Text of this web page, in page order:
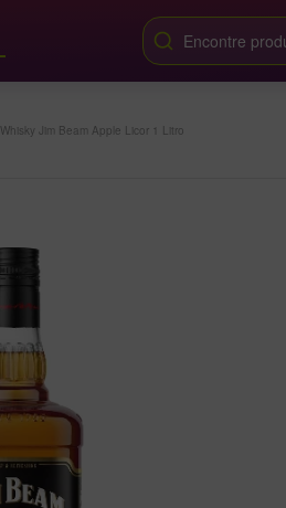
Encontre
Whisky Jim Beam Apple Licor 1 Litro